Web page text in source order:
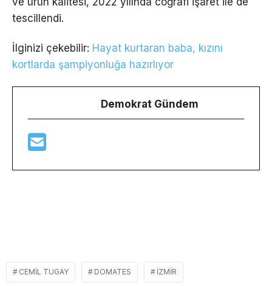
tescillendi.
İlginizi çekebilir: Hayat kurtaran baba, kızını
kortlarda şampiyonluğa hazırlıyor
Demokrat Gündem
CEMIL TUGAY DOMATES İZMIR